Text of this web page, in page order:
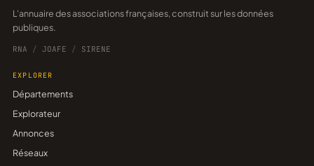
L'annuaire des associations françaises, construit sur les données
publiques.
RNA / JOAFE / SIRENE
EXPLORER
Départements
Explorateur
Annonces
Réseaux